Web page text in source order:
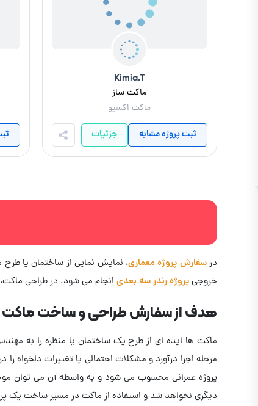
Kimia.T
ماکت ساز
ماکت اکسپو
ثبت پروژه مشابه جزئیات
درسفارش پروژه معماری، نمایش نمایی از ساختمان یا
خروجیپروژه رندر سه بعدی انجام می شود. در طراحی
هدف از سفارش طراحی و ساخت
ماکت ها ایده ای از طرح یک ساختمان یا منظره را به
مرحله اجرا درآورد و مشکلات احتمالی یا تغییرات
پروژه عمرانی محسوب می شود و به واسطه آن می توان
دیگری نخواهد شد و استفاده از ماکت در مسیر ساخت یک